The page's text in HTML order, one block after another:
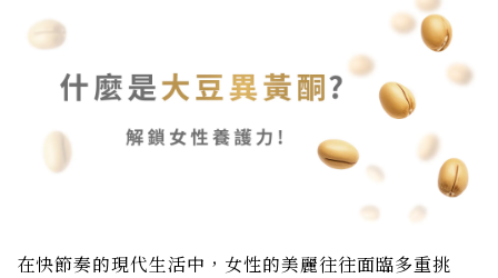
在快節奏的現代生活中，女性的美麗往往面臨多重挑